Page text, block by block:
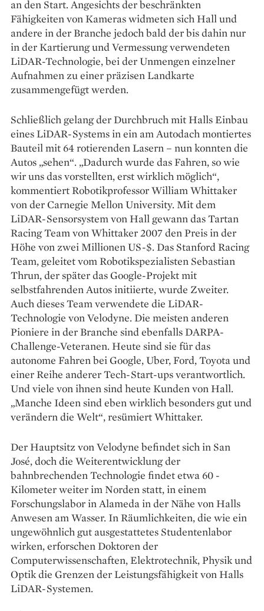
an den Start. Angesichts der beschränkten
Fähigkeiten von Kameras widmeten sich Hall und
andere in der Branche jedoch bald der bis dahin nur
in der Kartierung und Vermessung verwendeten
LiDAR-Technologie, bei der Unmengen einzelner
Aufnahmen zu einer präzisen Landkarte
zusammengefügt werden.
Schließlich gelang der Durchbruch mit Halls Einbau
eines LiDAR-Systems in ein am Autodach montiertes
Bauteil mit 64 rotierenden Lasern – nun konnten die
Autos „sehen“. „Dadurch wurde das Fahren, so wie
wir uns das vorstellten, erst wirklich möglich“,
kommentiert Robotikprofessor William Whittaker
von der Carnegie Mellon University. Mit dem
LiDAR-Sensor­system von Hall gewann das Tartan
Racing Team von Whittaker 2007 den Preis in der
Höhe von zwei Millionen US-$. Das Stanford Racing
Team, geleitet vom Robotikspezialisten Sebastian
Thrun, der später das Google-Projekt mit
selbstfahrenden Autos initiierte, wurde ­Zweiter.
Auch dieses Team verwendete die ­LiDAR-
Technologie von Velodyne. Die meisten anderen
Pioniere in der Branche sind ebenfalls DARPA-
Challenge-­Veteranen. Heute sind sie für das
autonome Fahren bei Google, Uber, Ford, Toyota und
einer Reihe anderer Tech-Start-ups verantwortlich.
Und viele von ihnen sind heute Kunden von Hall.
„Manche Ideen sind eben wirklich besonders gut und
verändern die Welt“, resümiert Whittaker.
Der Hauptsitz von Velodyne ­befindet sich in San
José, doch die Weiter­entwicklung der
bahnbrechenden Technologie findet etwa 60 ­
Kilometer weiter im Norden statt, in einem
Forschungslabor in Alameda in der Nähe von Halls
Anwesen am Wasser. In Räumlichkeiten, die wie ein
ungewöhn­lich gut ausgestattetes Studenten­labor
wirken, erforschen Doktoren der
Computerwissenschaften, Elektrotechnik, Physik und
­Optik die Grenzen der Leistungsfähigkeit von Halls
LiDAR-Systemen.